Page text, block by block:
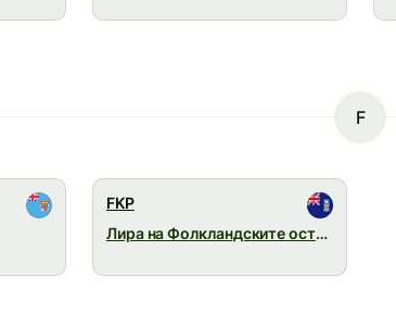
F
FKP
Лира на Фолкландските острови